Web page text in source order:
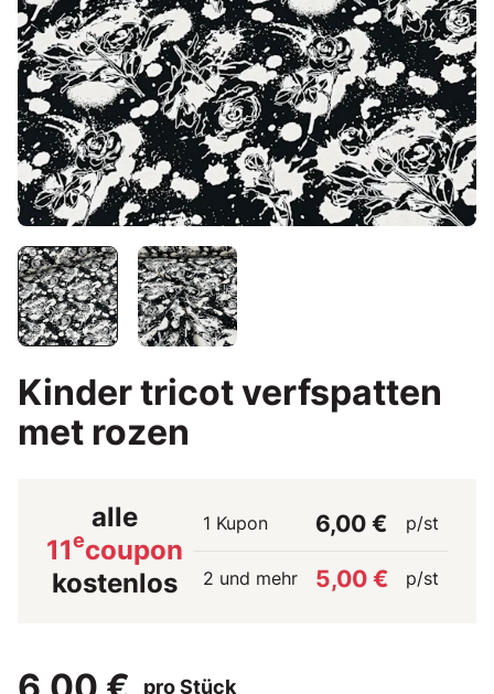
Kinder tricot verfspatten
met rozen
alle
11ecoupon
kostenlos
1 Kupon 6,00 € p/st
2 und mehr 5,00 € p/st
pro Stück